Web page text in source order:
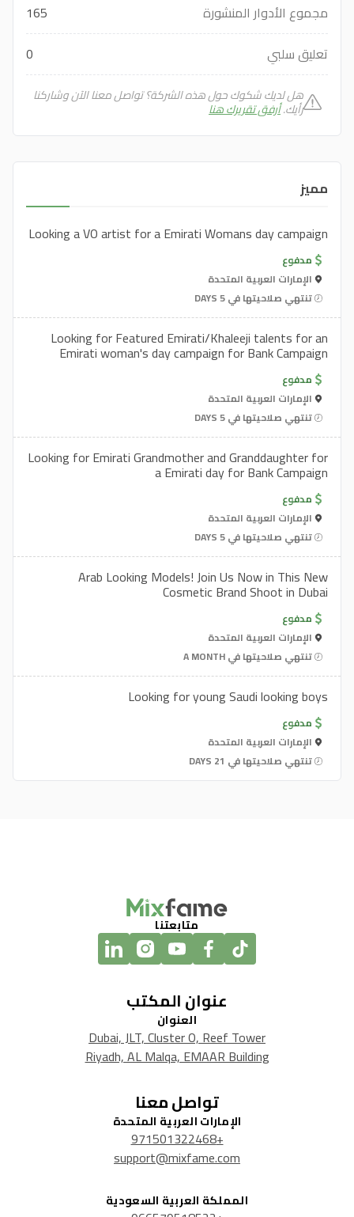
مجموع الأدوار المنشورة
165
تعليق سلبي
0
هل لديك شكوك حول هذه الشركة؟ تواصل معنا الآن وشاركنا
رأيك.أرفق تقريرك هنا
مميز
Looking a VO artist for a Emirati Womans day campaign
مدفوع
الإمارات العربية المتحدة
تنتهي صلاحيتها في 5 DAYS
Looking for Featured Emirati/Khaleeji talents for an
Emirati woman's day campaign for Bank Campaign
مدفوع
الإمارات العربية المتحدة
تنتهي صلاحيتها في 5 DAYS
Looking for Emirati Grandmother and Granddaughter for
a Emirati day for Bank Campaign
مدفوع
الإمارات العربية المتحدة
تنتهي صلاحيتها في 5 DAYS
Arab Looking Models! Join Us Now in This New
Cosmetic Brand Shoot in Dubai
مدفوع
الإمارات العربية المتحدة
تنتهي صلاحيتها في A MONTH
Looking for young Saudi looking boys
مدفوع
الإمارات العربية المتحدة
تنتهي صلاحيتها في 21 DAYS
متابعتنا
عنوان المكتب
العنوان
Dubai, JLT, Cluster O, Reef Tower
Riyadh, AL Malqa, EMAAR Building
تواصل معنا
الإمارات العربية المتحدة
+971501322468
support@mixfame.com
المملكة العربية السعودية